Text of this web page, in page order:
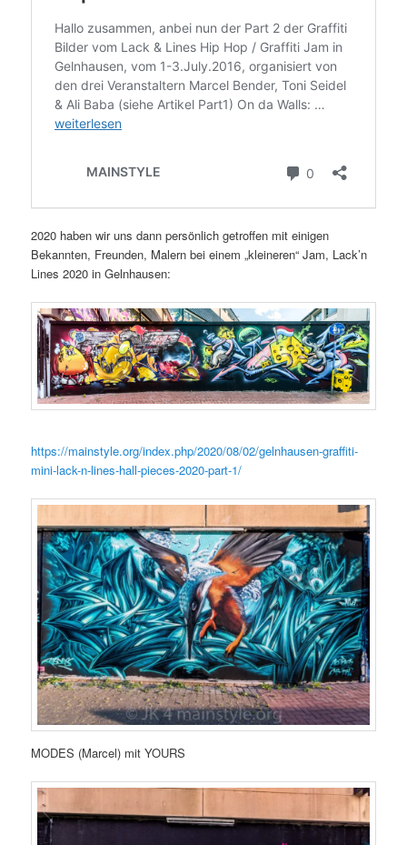
2020 haben wir uns dann persönlich getroffen mit einigen
Bekannten, Freunden, Malern bei einem „kleineren“ Jam, Lack’n
Lines 2020 in Gelnhausen:
https://mainstyle.org/index.php/2020/08/02/gelnhausen-graffiti-
mini-lack-n-lines-hall-pieces-2020-part-1/
MODES (Marcel) mit YOURS